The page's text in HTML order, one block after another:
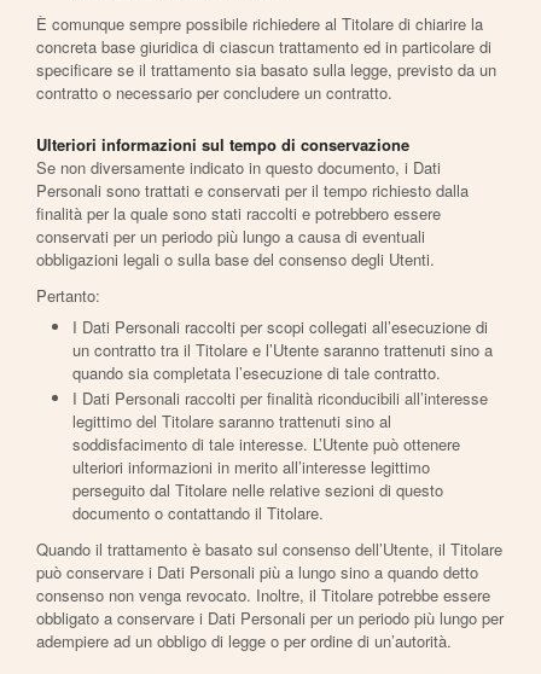
È comunque sempre possibile richiedere al Titolare di chiarire la
concreta base giuridica di ciascun trattamento ed in particolare di
specificare se il trattamento sia basato sulla legge, previsto da un
contratto o necessario per concludere un contratto.
Ulteriori informazioni sul tempo di conservazione
Se non diversamente indicato in questo documento, i Dati
Personali sono trattati e conservati per il tempo richiesto dalla
finalità per la quale sono stati raccolti e potrebbero essere
conservati per un periodo più lungo a causa di eventuali
obbligazioni legali o sulla base del consenso degli Utenti.
Pertanto:
I Dati Personali raccolti per scopi collegati all’esecuzione di
un contratto tra il Titolare e l’Utente saranno trattenuti sino a
quando sia completata l’esecuzione di tale contratto.
I Dati Personali raccolti per finalità riconducibili all’interesse
legittimo del Titolare saranno trattenuti sino al
soddisfacimento di tale interesse. L’Utente può ottenere
ulteriori informazioni in merito all’interesse legittimo
perseguito dal Titolare nelle relative sezioni di questo
documento o contattando il Titolare.
Quando il trattamento è basato sul consenso dell’Utente, il Titolare
può conservare i Dati Personali più a lungo sino a quando detto
consenso non venga revocato. Inoltre, il Titolare potrebbe essere
obbligato a conservare i Dati Personali per un periodo più lungo per
adempiere ad un obbligo di legge o per ordine di un’autorità.